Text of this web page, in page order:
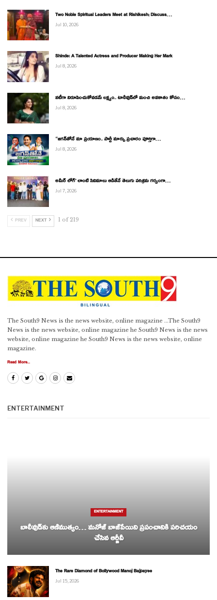
Two Noble Spiritual Leaders Meet at Rishikesh; Discuss…
Jul 10, 2026
Shinde: A Talented Actress and Producer Making Her Mark
Jul 8, 2026
నటీగా నిరూపించుకోవడమే లక్ష్యం.. టాలీవుడ్‌లో మంచి అవకాశం కోసం…
Jul 8, 2026
“జగన్‌తోనే మా ప్రయాణం.. పార్టీ మార్పు ప్రచారం పూర్తిగా…
Jul 8, 2026
అమీర్ లోగ్’ లాంటి సినిమాలు ఆడితేనే తెలుగు పరిశ్రమ గర్వంగా…
Jul 7, 2026
PREV NEXT 1 of 219
The South9 News is the news website, online magazine ...The South9
News is the news website, online magazine he South9 News is the news
website, online magazine he South9 News is the news website, online
magazine.
Read More...
ENTERTAINMENT
ENTERTAINMENT
బాలీవుడ్‌కు ఆణిముత్యం… మనోజ్ బాజ్‌పేయిని ప్రపంచానికి పరిచయం
చేసిన ఆర్జీవీ
The Rare Diamond of Bollywood Manoj Bajpayee
Jul 15, 2026